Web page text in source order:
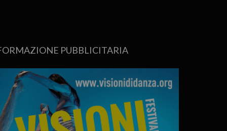
PUBBLICITARIA